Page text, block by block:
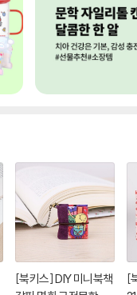
[북키스] DIY 미니북책
[